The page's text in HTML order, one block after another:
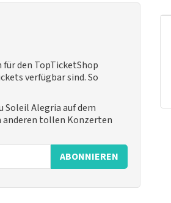
den TopTicketShop
verfügbar sind. So
Soleil Alegria auf dem
anderen tollen Konzerten
ABONNIEREN